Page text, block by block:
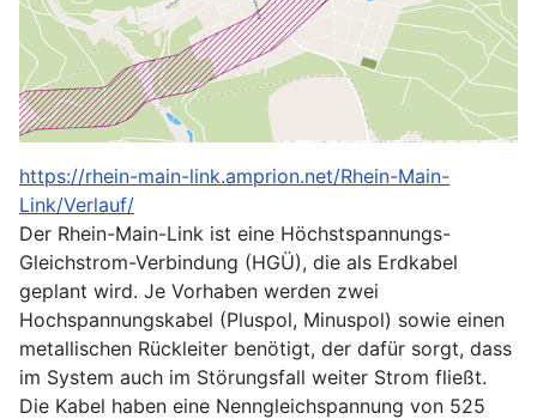
https://rhein-main-link.amprion.net/Rhein-Main-
Link/Verlauf/
Der Rhein-Main-Link ist eine Höchstspannungs-
Gleichstrom-Verbindung (HGÜ), die als Erdkabel
geplant wird. Je Vorhaben werden zwei
Hochspannungskabel (Pluspol, Minuspol) sowie einen
metallischen Rückleiter benötigt, der dafür sorgt, dass
im System auch im Störungsfall weiter Strom fließt.
Die Kabel haben eine Nenngleichspannung von 525